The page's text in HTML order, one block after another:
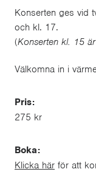
Konserten ges vid
och kl. 17.
(Konserten kl. 15
Välkomna in i
Pris:
275 kr
Boka:
Klicka här för att